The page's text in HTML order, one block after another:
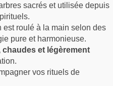
sacrés et utilisée depuis
est roulé à la main selon des
pure et harmonieuse.
et légèrement
vos rituels de